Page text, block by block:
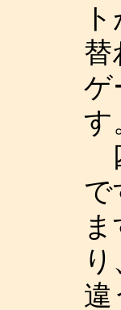
替
ゲ
す
で
違